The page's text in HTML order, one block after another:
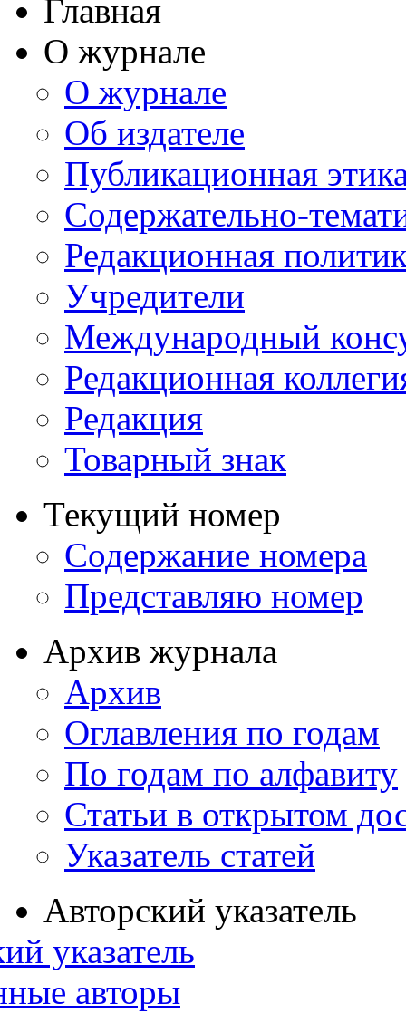
Главная
О журнале
О журнале
Об издателе
Публикационная
Содержательно-
Редакционная
Учредители
Международный
Редакционная
Редакция
Товарный знак
Текущий номер
Содержание номера
Представляю номер
Архив журнала
Архив
Оглавления по годам
По годам по алфавиту
Статьи в открытом
Указатель статей
Авторский указатель
указатель
авторы